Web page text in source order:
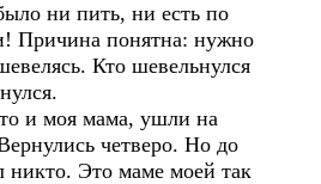
ни пить, ни есть по
Причина понятна: нужно
Кто шевельнулся
и моя мама, ушли на
четверо. Но до
никто. Это маме моей так